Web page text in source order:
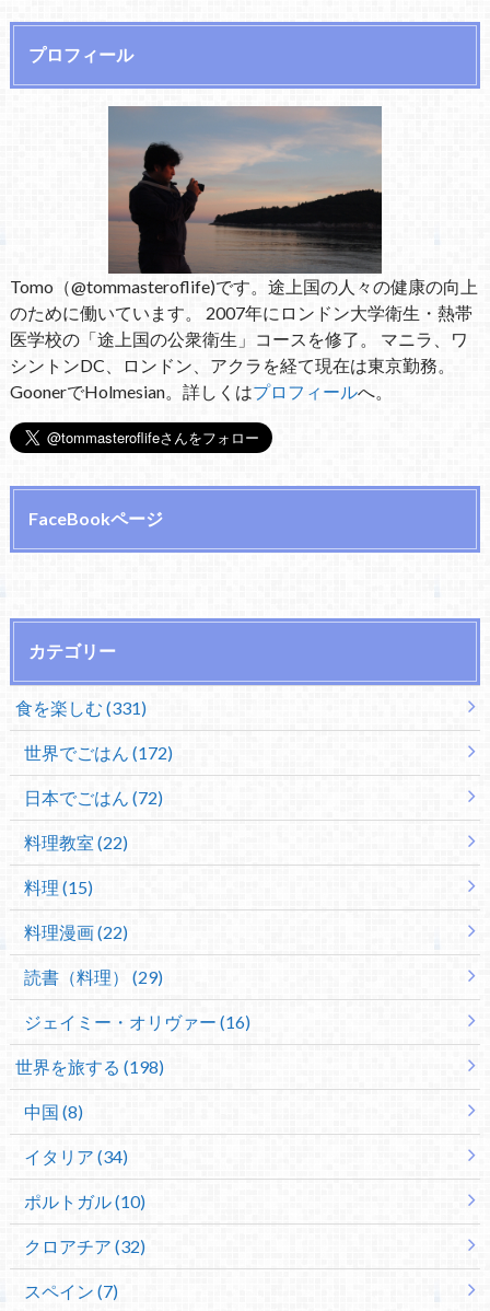
プロフィール
Tomo（@tommasteroflife)です。途上国の人々の健康の向上
のために働いています。 2007年にロンドン大学衛生・熱帯
医学校の「途上国の公衆衛生」コースを修了。 マニラ、ワ
シントンDC、ロンドン、アクラを経て現在は東京勤務。
GoonerでHolmesian。詳しくはプロフィールへ。
FaceBookページ
カテゴリー
食を楽しむ (331)
世界でごはん (172)
日本でごはん (72)
料理教室 (22)
料理 (15)
料理漫画 (22)
読書（料理） (29)
ジェイミー・オリヴァー (16)
世界を旅する (198)
中国 (8)
イタリア (34)
ポルトガル (10)
クロアチア (32)
スペイン (7)